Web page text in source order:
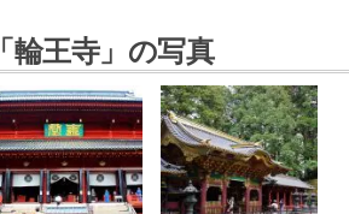
「輪王寺」の写真